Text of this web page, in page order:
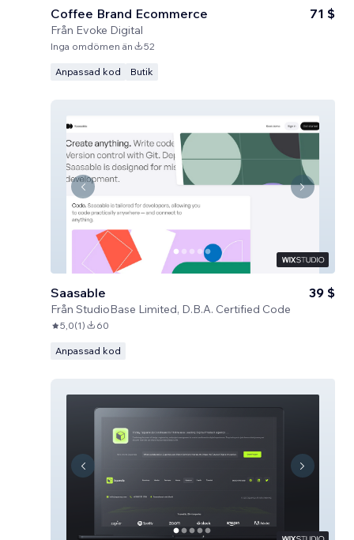
Coffee Brand Ecommerce
Från Evoke Digital
71 $
Inga omdömen än 52
Anpassad kod Butik
Saasable
Från StudioBase Limited, D.B.A. Certified Code
39 $
5,0(1) 60
Anpassad kod